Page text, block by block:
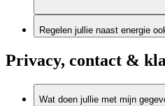
Regelen jullie naast energie
Privacy, contact &
Wat doen jullie met mijn